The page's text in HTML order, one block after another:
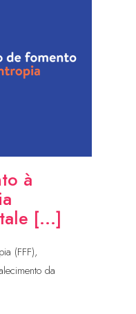
à
[...]
(FFF),
da